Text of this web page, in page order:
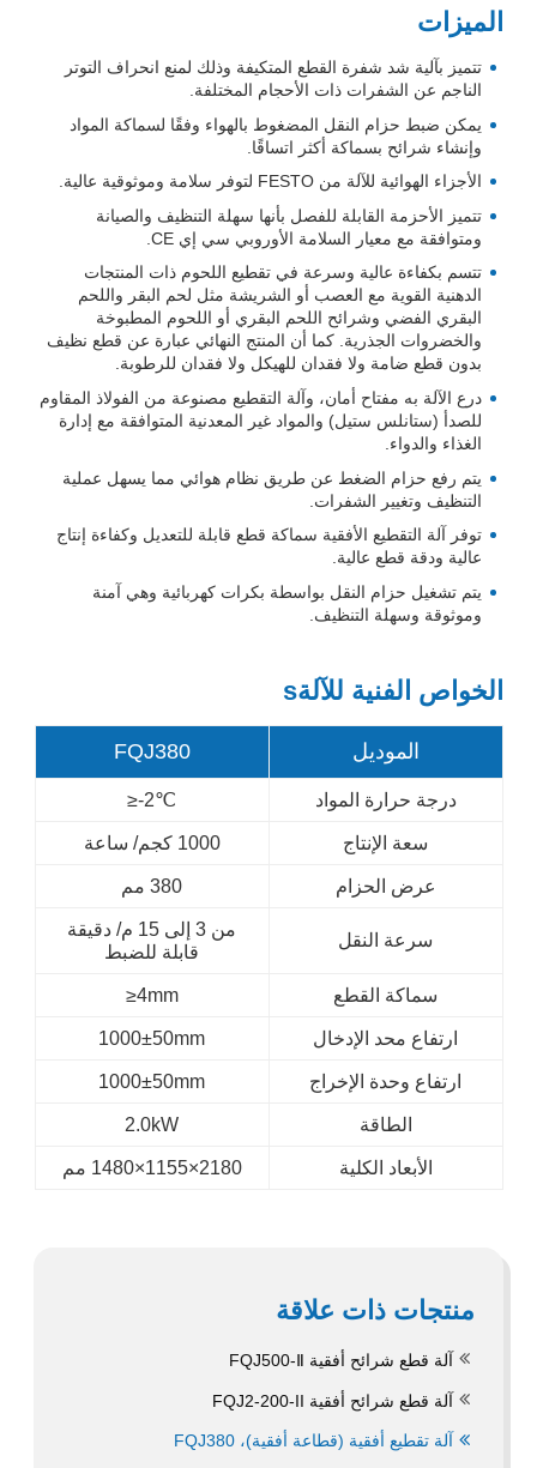
الميزات
تتميز بآلية شد شفرة القطع المتكيفة وذلك لمنع انحراف التوتر
الناجم عن الشفرات ذات الأحجام المختلفة.
يمكن ضبط حزام النقل المضغوط بالهواء وفقًا لسماكة المواد
وإنشاء شرائح بسماكة أكثر اتساقًا.
الأجزاء الهوائية للآلة من FESTO لتوفر سلامة وموثوقية عالية.
تتميز الأحزمة القابلة للفصل بأنها سهلة التنظيف والصيانة
ومتوافقة مع معيار السلامة الأوروبي سي إي CE.
تتسم بكفاءة عالية وسرعة في تقطيع اللحوم ذات المنتجات
الدهنية القوية مع العصب أو الشريشة مثل لحم البقر واللحم
البقري الفضي وشرائح اللحم البقري أو اللحوم المطبوخة
والخضروات الجذرية. كما أن المنتج النهائي عبارة عن قطع نظيف
بدون قطع ضامة ولا فقدان للهيكل ولا فقدان للرطوبة.
درع الآلة به مفتاح أمان، وآلة التقطيع مصنوعة من الفولاذ المقاوم
للصدأ (ستانلس ستيل) والمواد غير المعدنية المتوافقة مع إدارة
الغذاء والدواء.
يتم رفع حزام الضغط عن طريق نظام هوائي مما يسهل عملية
التنظيف وتغيير الشفرات.
توفر آلة التقطيع الأفقية سماكة قطع قابلة للتعديل وكفاءة إنتاج
عالية ودقة قطع عالية.
يتم تشغيل حزام النقل بواسطة بكرات كهربائية وهي آمنة
وموثوقة وسهلة التنظيف.
الخواص الفنية للآلةs
الموديل FQJ380
درجة حرارة المواد ≥-2℃
سعة الإنتاج 1000 كجم/ ساعة
عرض الحزام 380 مم
سرعة النقل
من 3 إلى 15 م/ دقيقة
قابلة للضبط
سماكة القطع ≥4mm
ارتفاع محد الإدخال 1000±50mm
ارتفاع وحدة الإخراج 1000±50mm
الطاقة 2.0kW
الأبعاد الكلية 2180×1155×1480 مم
منتجات ذات علاقة
آلة قطع شرائح أفقية FQJ500-Ⅱ
آلة قطع شرائح أفقية FQJ2-200-II
آلة تقطيع أفقية (قطاعة أفقية)، FQJ380